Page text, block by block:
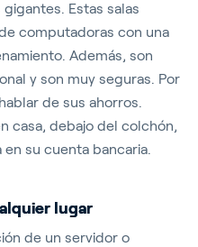
Estas salas
computadoras con una
Además, son
y son muy seguras. Por
de sus ahorros.
casa, debajo del colchón,
su cuenta bancaria.
lugar
de un servidor o